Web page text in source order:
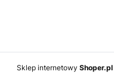
Sklep internetowy Shoper.pl